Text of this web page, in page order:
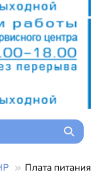
Плата питания